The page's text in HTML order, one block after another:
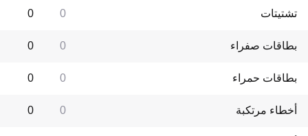
تشتيتات 0
0
بطاقات صفراء 0
0
بطاقات حمراء 0
0
أخطاء مرتكبة 0
0